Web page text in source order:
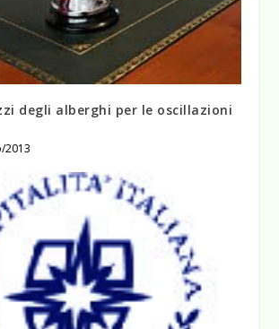
degli alberghi per le oscillazioni
2013